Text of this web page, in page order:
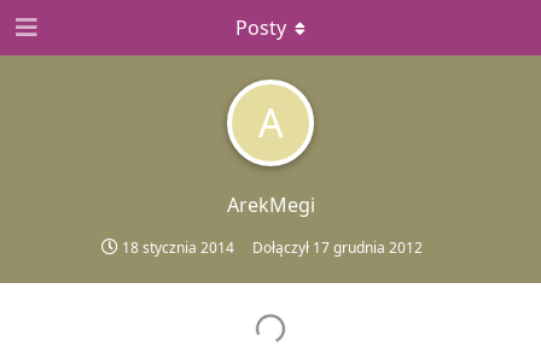
A
ArekMegi
18 stycznia 2014 Dołączył 17 grudnia 2012
Posty